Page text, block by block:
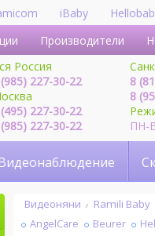
iBaby
Производители
Россия
227-30-22
227-30-22
227-30-22
8
8
ПН-
Видеонаблюдение
Видеоняни Ramili Baby
AngelСare Beurer